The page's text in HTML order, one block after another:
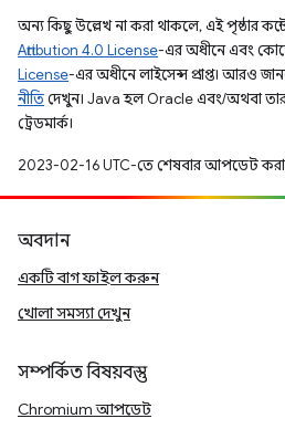
অন্য কিছু উল্লেখ না করা থাকলে, এই পৃষ্ঠার
Attribution 4.0 License-এর অধীনে এবং
License-এর অধীনে লাইসেন্স প্রাপ্ত। আরও
নীতিদেখুন। Java হল Oracle এবং/অথবা তার
ট্রেডমার্ক।
2023-02-16 UTC-তে শেষবার আপডেট করা
অবদান
একটি বাগ ফাইল করুন
খোলা সমস্যা দেখুন
সম্পর্কিত বিষয়বস্তু
Chromium আপডেট